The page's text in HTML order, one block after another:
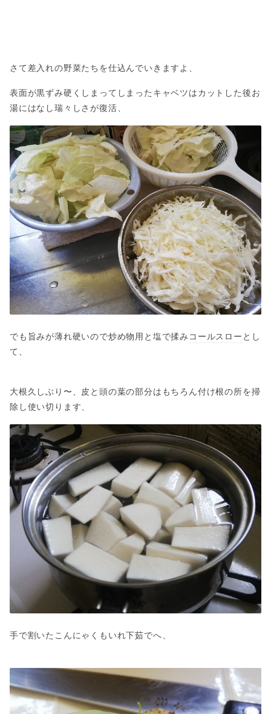
さて差入れの野菜たちを仕込んでいきますよ、
表面が黒ずみ硬くしまってしまったキャベツはカットした後お
湯にはなし瑞々しさが復活、
でも旨みが薄れ硬いので炒め物用と塩で揉み コールスロー とし
て、
大根久しぶり〜、皮と頭の葉の部分はもちろん付け根の所を掃
除し使い切ります、
手で割いたこんにゃくもいれ下茹でへ、